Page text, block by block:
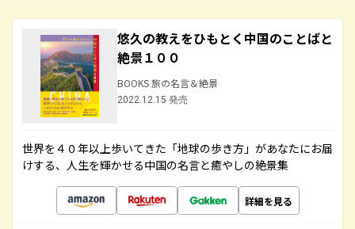
悠久の教えをひもとく中国のことばと
絶景１００
BOOKS 旅の名言＆絶景
2022.12.15 発売
世界を４０年以上歩いてきた「地球の歩き方」があなたにお届
けする、人生を輝かせる中国の名言と癒やしの絶景集
詳細を見る